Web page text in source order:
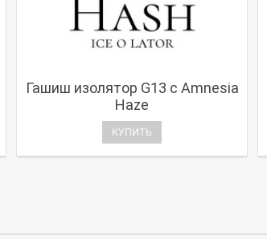
Гашиш изолятор G13 с Amnesia
Haze
КУПИТЬ